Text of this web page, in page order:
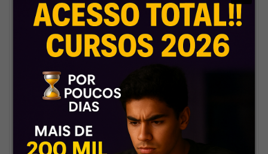
movimentos dos cursos originais
e entregamos as versões mais
atuais. Você nunca fica pra trás.
Atendimento profissional e
presente
Equipe ágil, atenciosa e pronta